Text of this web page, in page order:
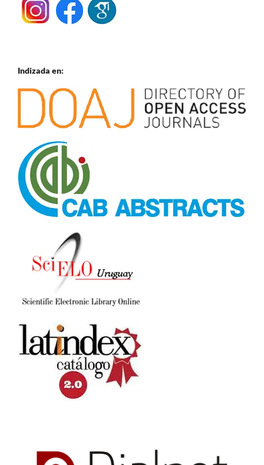
Indizada en: